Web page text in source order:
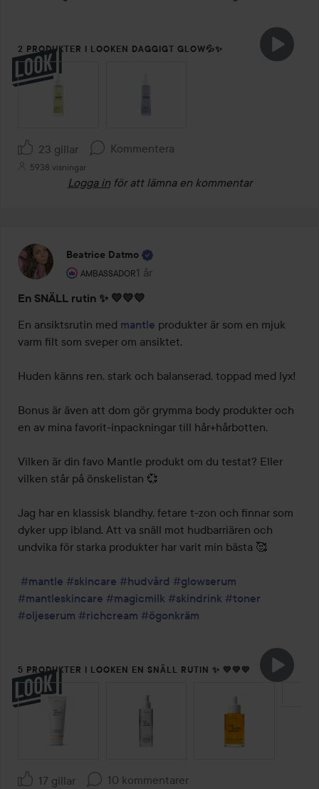
2 PRODUKTER I LOOKEN DAGGIGT GLOW💦✨
HOPPA ÖVER SEKTIONEN
23 gillar Kommentera
5938 visningar
Logga in för att lämna en kommentar
Beatrice Datmo
AMBASSADOR
Användarens roll: Ambassador.
1 år
Inlägget skapades 1 år
En SNÄLL rutin ✨ 💛💛💛
En ansiktsrutin med mantle produkter är som en mjuk
varm filt som sveper om ansiktet.
Huden känns ren, stark och balanserad, toppad med lyx!
Bonus är även att dom gör grymma body produkter och
en av mina favorit-inpackningar till hår+hårbotten.
Vilken är din favo Mantle produkt om du testat? Eller
vilken står på önskelistan 💞
Jag har en klassisk blandhy, fetare t-zon och finnar som
dyker upp ibland. Att va snäll mot hudbarriären och
undvika för starka produkter har varit min bästa 🥰
#mantle #skincare #hudvård #glowserum
#mantleskincare #magicmilk #skindrink #toner
#oljeserum #richcream #ögonkräm
5 PRODUKTER I LOOKEN EN SNÄLL RUTIN ✨ 💛💛💛
HOPPA ÖVER SEKTIONEN
17 gillar 10 kommentarer